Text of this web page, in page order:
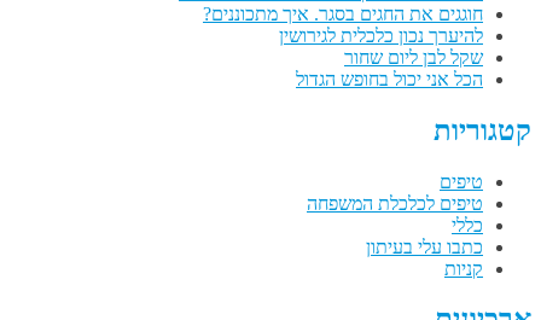
חוגגים את החגים בסגר. איך מתכוננים?
להיערך נכון כלכלית לגירושין
שקל לבן ליום שחור
הכל אני יכול בחופש הגדול
קטגוריות
טיפים
טיפים לכלכלת המשפחה
כללי
כתבו עלי בעיתון
קניות